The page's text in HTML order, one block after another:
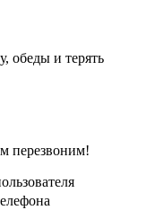
обеды и терять
перезвоним!